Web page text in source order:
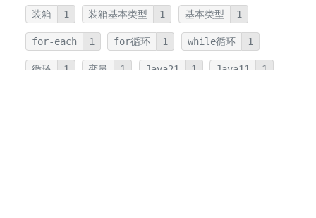
装箱 1 装箱基本类型 1 基本类型 1
for-each 1 for循环 1 while循环 1
循环 1 变量 1 Java21 1 Java11 1